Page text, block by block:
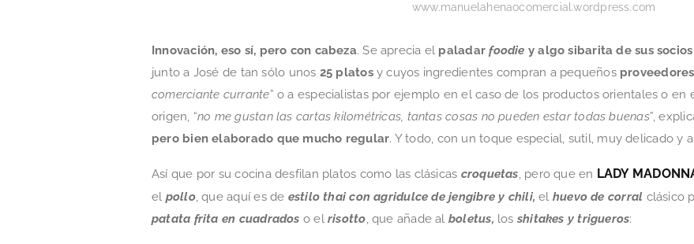
www.manuelahenaocomercial.wordpress.com
Innovación, eso sí, pero con cabeza. Se aprecia el paladarfoodie y algo sibarita de sus socios
junto a José de tan sólo unos 25 platosy cuyos ingredientes compran a pequeños
comerciante currante” o a especialistas por ejemplo en el caso de los productos orientales o en
origen, “no me gustan las cartas kilométricas, tantas cosas no pueden estar todas buenas”,
pero bien elaborado que mucho regular. Y todo, con un toque especial, sutil, muy delicado y
Así que por su cocina desfilan platos como las clásicas croquetas, pero que en LADY
el pollo, que aquí es de estilo thai con agridulce de jengibre y chili,el huevo de corral clásico
patata frita en cuadrados o el risotto, que añade al boletus, los shitakes y trigueros: